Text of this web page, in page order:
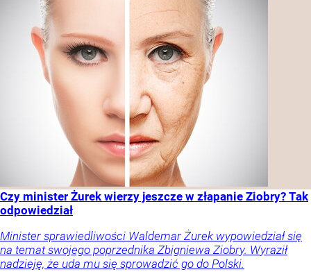
Czy minister Żurek wierzy jeszcze w złapanie Ziobry? Tak
odpowiedział
Minister sprawiedliwości Waldemar Żurek wypowiedział się
na temat swojego poprzednika Zbigniewa Ziobry. Wyraził
nadzieję, że uda mu się sprowadzić go do Polski.